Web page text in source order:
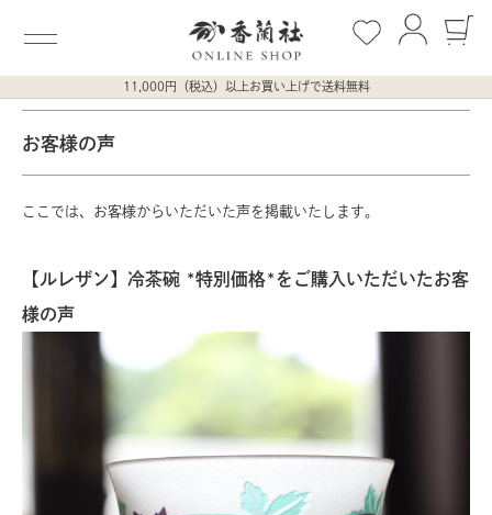
11,000円（税込）以上お買い上げで送料無料
お客様の声
ここでは、お客様からいただいた声を掲載いたします。
【ルレザン】冷茶碗 *特別価格*をご購入いただいたお客
様の声